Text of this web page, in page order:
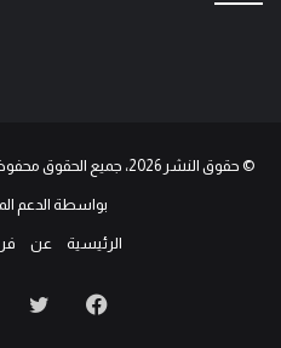
© حقوق النشر 2026، جميع الحقوق محفوظة | وقت عمان الإخباري
بواسطة الدعم
الرئيسية عن